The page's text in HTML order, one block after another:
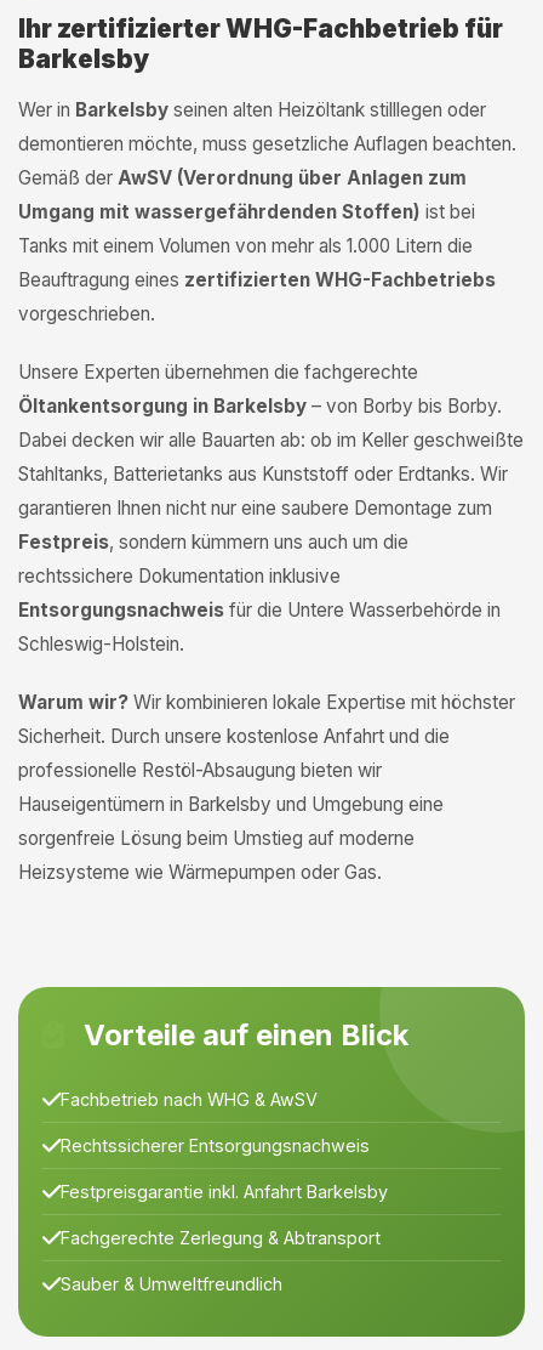
Ihr zertifizierter WHG-Fachbetrieb für
Barkelsby
Wer in Barkelsby seinen alten Heizöltank stilllegen oder
demontieren möchte, muss gesetzliche Auflagen beachten.
Gemäß der AwSV (Verordnung über Anlagen zum
Umgang mit wassergefährdenden Stoffen) ist bei
Tanks mit einem Volumen von mehr als 1.000 Litern die
Beauftragung eines zertifizierten WHG-Fachbetriebs
vorgeschrieben.
Unsere Experten übernehmen die fachgerechte
Öltankentsorgung in Barkelsby – von Borby bis Borby.
Dabei decken wir alle Bauarten ab: ob im Keller geschweißte
Stahltanks, Batterietanks aus Kunststoff oder Erdtanks. Wir
garantieren Ihnen nicht nur eine saubere Demontage zum
Festpreis, sondern kümmern uns auch um die
rechtssichere Dokumentation inklusive
Entsorgungsnachweis für die Untere Wasserbehörde in
Schleswig-Holstein.
Warum wir? Wir kombinieren lokale Expertise mit höchster
Sicherheit. Durch unsere kostenlose Anfahrt und die
professionelle Restöl-Absaugung bieten wir
Hauseigentümern in Barkelsby und Umgebung eine
sorgenfreie Lösung beim Umstieg auf moderne
Heizsysteme wie Wärmepumpen oder Gas.
Vorteile auf einen Blick
Fachbetrieb nach WHG & AwSV
Rechtssicherer Entsorgungsnachweis
Festpreisgarantie inkl. Anfahrt Barkelsby
Fachgerechte Zerlegung & Abtransport
Sauber & Umweltfreundlich